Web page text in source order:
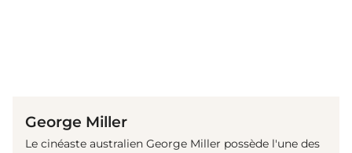
George Miller
Le cinéaste australien George Miller possède l'une des